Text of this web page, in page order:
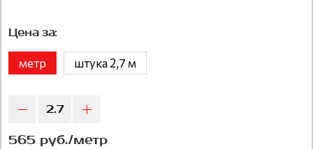
Цена за:
метр штука 2,7 м
565 руб./метр